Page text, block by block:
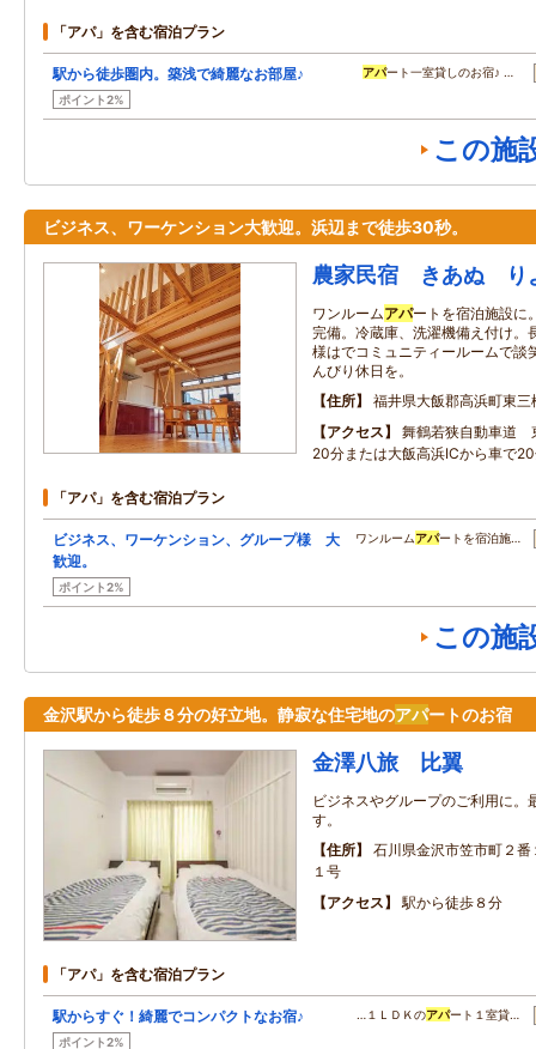
「アパ」を含む宿泊プラン
駅から徒歩圏内。築浅で綺麗なお部屋♪
ポイント2%
アパート一室貸しのお宿♪ …
この施
ビジネス、ワーケンション大歓迎。浜辺まで徒歩30秒。
農家民宿 きあぬ り
ワンルームアパートを宿泊施設に
完備。冷蔵庫、洗濯機備え付け。
様はでコミュニティールームで談
んびり休日を。
住所
福井県大飯郡高浜町東三
アクセス
舞鶴若狭自動車道
20分または大飯高浜ICから車で
「アパ」を含む宿泊プラン
ビジネス、ワーケンション、グループ様 大
歓迎。
ポイント2%
ワンルームアパートを宿泊施…
この施
金沢駅から徒歩８分の好立地。静寂な住宅地のアパートのお宿
金澤八旅 比翼
ビジネスやグループのご利用に。
す。
住所
石川県金沢市笠市町２
１号
アクセス
駅から徒歩８分
「アパ」を含む宿泊プラン
駅からすぐ！綺麗でコンパクトなお宿♪
ポイント2%
…１ＬＤＫのアパート１室貸…